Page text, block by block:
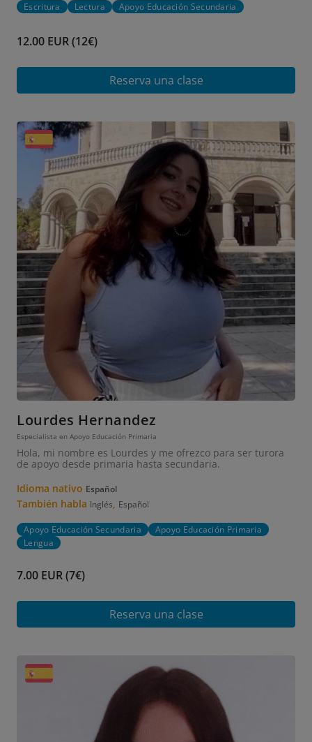
Escritura Lectura Apoyo Educación Secundaria
12.00 EUR (12€)
Reserva una clase
Lourdes Hernandez
Especialista en Apoyo Educación Primaria
Hola, mi nombre es Lourdes y me ofrezco para ser turora
de apoyo desde primaria hasta secundaria.
Idioma nativo Español
También habla Inglés, Español
Apoyo Educación Secundaria
Apoyo Educación Primaria
Lengua
7.00 EUR (7€)
Reserva una clase